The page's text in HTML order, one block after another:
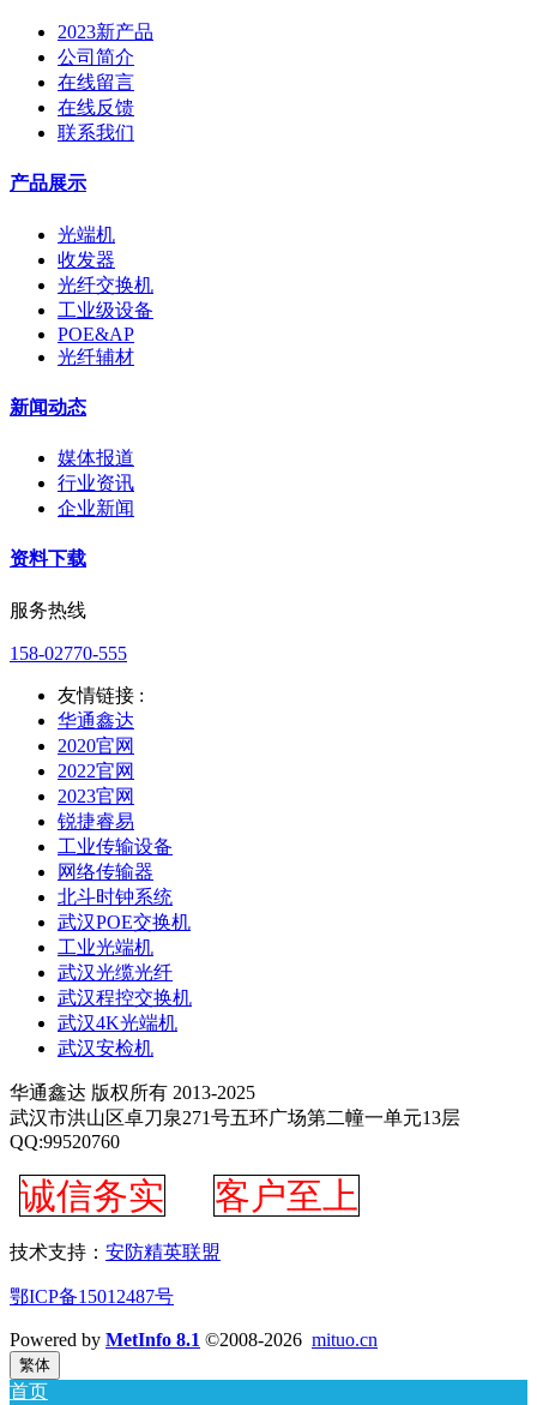
2023新产品
公司简介
在线留言
在线反馈
联系我们
产品展示
光端机
收发器
光纤交换机
工业级设备
POE&AP
光纤辅材
新闻动态
媒体报道
行业资讯
企业新闻
资料下载
服务热线
158-02770-555
友情链接 :
华通鑫达
2020官网
2022官网
2023官网
锐捷睿易
工业传输设备
网络传输器
北斗时钟系统
武汉POE交换机
工业光端机
武汉光缆光纤
武汉程控交换机
武汉4K光端机
武汉安检机
华通鑫达 版权所有 2013-2025
武汉市洪山区卓刀泉271号五环广场第二幢一单元13层
QQ:99520760
诚信务实 客户至上
技术支持： 安防精英联盟
鄂ICP备15012487号
Powered by MetInfo 8.1 ©2008-2026 mituo.cn
繁体
首页